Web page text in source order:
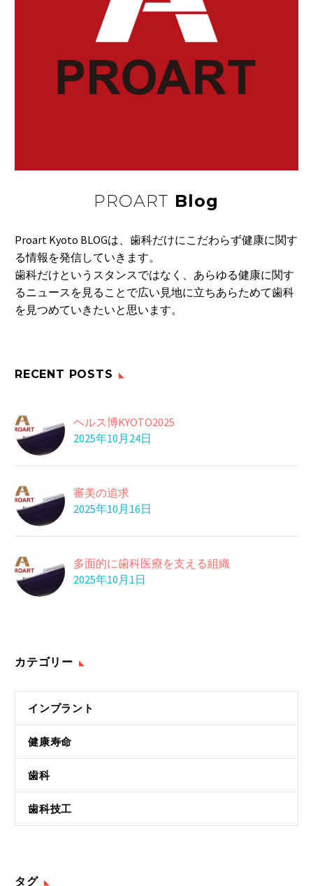
イカ墨はいかがでしょ
イカ墨には「アミノ
酸」が豊富に含まれて
お…
08 3月 2022
謹賀新年
新年あけましておめで
とうございます。
06 1月 2020
日午後１時から東京・
09 11月 2016
最近少し暖かくなって
きたとは言え、まだ
ま…
27 2月 2016
災害時に便利な液体ミ
ルク
厚生労働省は、災害時
に便利な乳児用液体
03 9月 2018
味噌の健脳成分
転…
メタボ対策実践人数
食…
自分に必要なエネルギ
ー
す…
レバーには、鉄、ビタ
ミンＢ2、Ｂ6などな…
12 12月 2016
れる原因
21 6月 2024
虫歯になりやすい人
PROART Blog
Proart Kyoto BLOGは、歯科だけにこだわらず健康に関す
る情報を発信していきます。
歯科だけというスタンスではなく、あらゆる健康に関す
るニュースを見ることで広い見地に立ちあらためて歯科
を見つめていきたいと思います。
RECENT POSTS
ヘルス博KYOTO2025
2025年10月24日
審美の追求
2025年10月16日
多面的に歯科医療を支える組織
2025年10月1日
カテゴリー
インプラント
健康寿命
歯科
歯科技工
タグ